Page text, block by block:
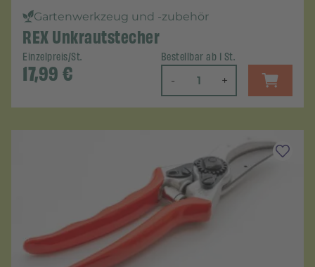
Gartenwerkzeug und -zubehör
REX Unkrautstecher
Einzelpreis/St.
17,99€
Bestellbar ab 1 St.
- +